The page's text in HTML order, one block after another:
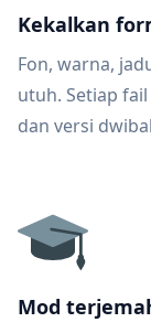
Kekalkan
Fon, warna,
utuh. Setiap
dan versi
Mod